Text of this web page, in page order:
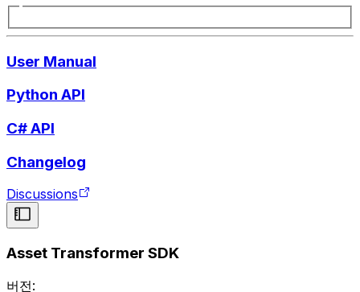
User Manual
Python API
C# API
Changelog
Discussions
Asset Transformer SDK
버전: